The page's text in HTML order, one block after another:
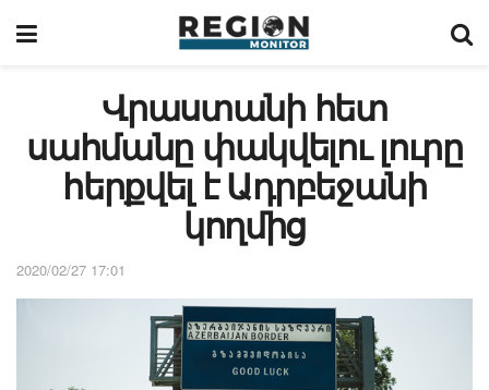
Վրաստանի հետ
սահմանը փակվելու լուրը
հերքվել է Ադրբեջանի
կողմից
2020/02/27 17:01